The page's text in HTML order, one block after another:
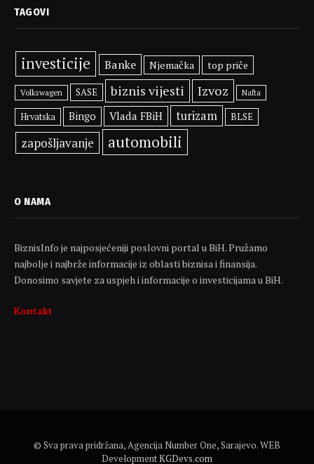
TAGOVI
investicije Banke Njemačka top priče
Volkswagen SASE biznis vijesti Izvoz Nafta
Hrvatska Bingo Vlada FBiH turizam BLSE
zapošljavanje automobili
O NAMA
BiznisInfo je najposjećeniji poslovni portal u BiH. Pružamo
najbolje i najbrže informacije iz oblasti biznisa i finansija.
Donosimo savjete za uspjeh i informacije o investicijama u BiH.
Kontakt
© Sva prava pridržana, Agencija Number One, Sarajevo. WEB
DevelopmentKGDevs.com